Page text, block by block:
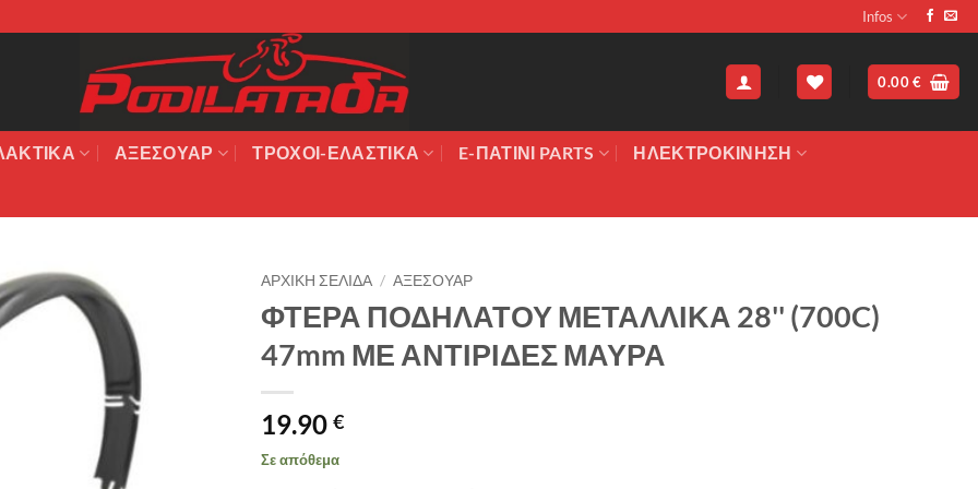
Infos
0.00€
ΑΞΕΣΟΥΆΡ ΤΡΟΧΟΙ-ΕΛΑΣΤΙΚΑ E-ΠΑΤΙΝΙ PARTS ΗΛΕΚΤΡΟΚΙΝΗΣΗ
στην λίστα
επιθυμιών
ΑΡΧΙΚΉ ΣΕΛΊΔΑ / ΑΞΕΣΟΥΑΡ
ΦΤΕΡΑ ΠΟΔΗΛΑΤΟΥ ΜΕΤΑΛΛΙΚΑ 28'' (700C)
47mm ΜΕ ΑΝΤΙΡΙΔΕΣ ΜΑΥΡΑ
19.90 €
Σε απόθεμα